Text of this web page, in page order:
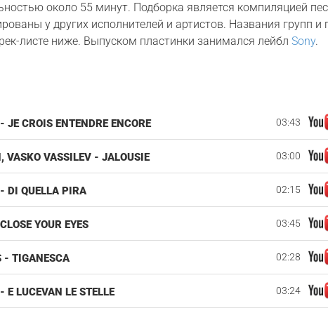
около 55 минут. Подборка является компиляцией
у других исполнителей и артистов. Названия групп и
листе ниже. Выпуском пластинки занимался лейблSony.
JE CROIS ENTENDRE ENCORE 03:43
VASKO VASSILEV - JALOUSIE 03:00
DI QUELLA PIRA 02:15
YOUR EYES 03:45
- TIGANESCA 02:28
E LUCEVAN LE STELLE 03:24